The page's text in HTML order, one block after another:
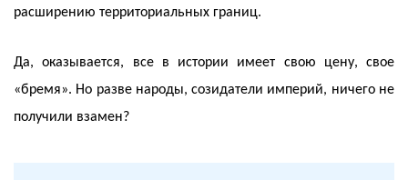
расширению территориальных границ.
Да, оказывается, все в истории имеет свою цену, свое
«бремя». Но разве народы, созидатели империй, ничего не
получили взамен?